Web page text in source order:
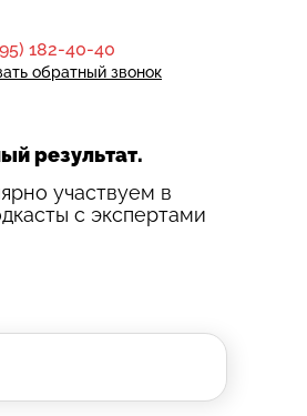
182-40-40
обратный звонок
результат.
участвуем в
с экспертами